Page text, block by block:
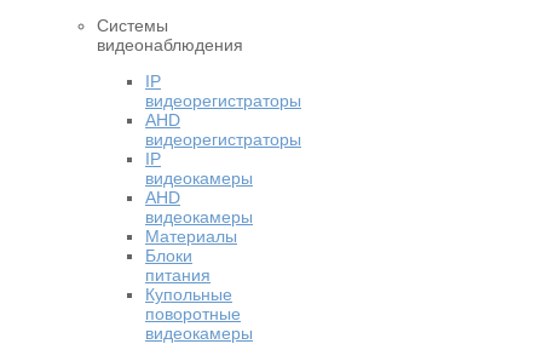
Системы
видеонаблюдения
IP
видеорегистраторы
AHD
видеорегистраторы
IP
видеокамеры
AHD
видеокамеры
Материалы
Блоки
питания
Купольные
поворотные
видеокамеры